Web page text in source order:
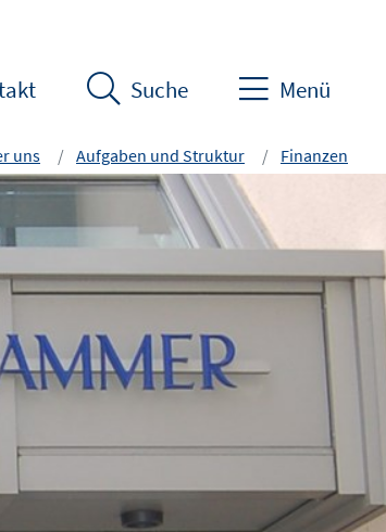
Suche Menü
uns Aufgaben und Struktur Finanzen